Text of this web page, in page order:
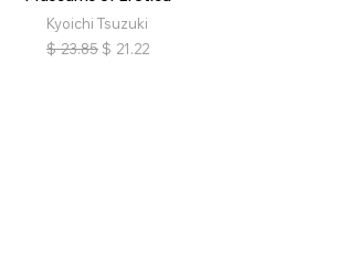
Kyoichi Tsuzuki
$ 23.85 $ 21.22